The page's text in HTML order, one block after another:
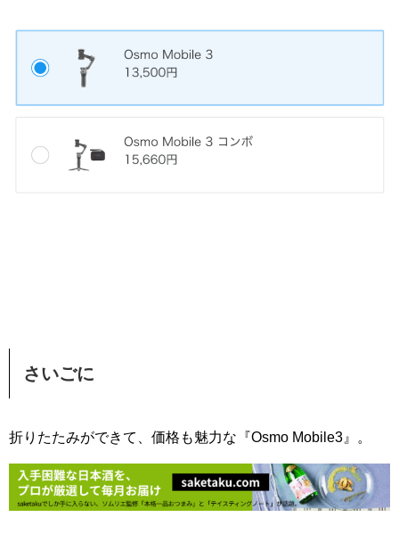
さいごに
折りたたみができて、価格も魅力な『Osmo Mobile3』。